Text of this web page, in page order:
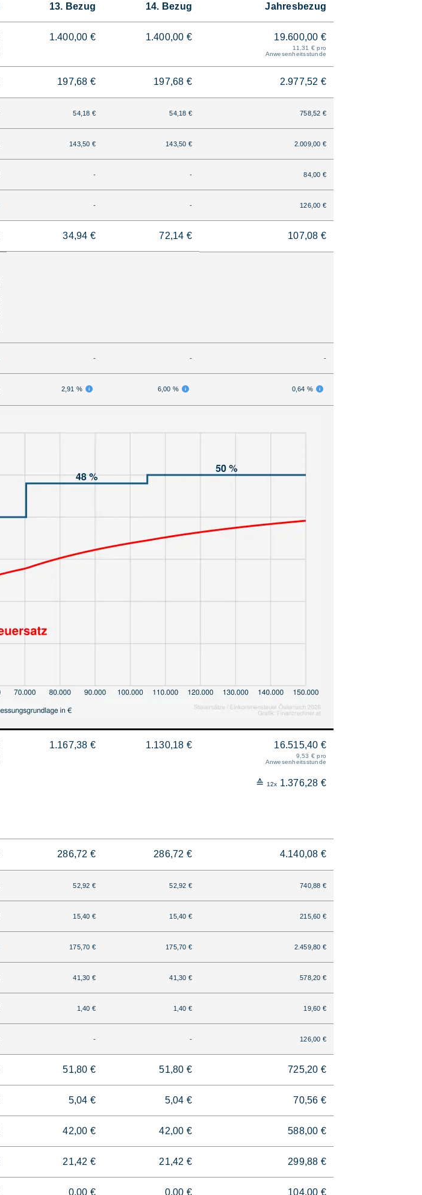
13. Bezug 14. Bezug Jahresbezug
1.400,00 € 1.400,00 € 19.600,00 €
11,31 € pro
Anwesenheitsstunde
197,68 € 197,68 € 2.977,52 €
54,18 € 54,18 € 758,52 €
143,50 € 143,50 € 2.009,00 €
- - 84,00 €
- - 126,00 €
34,94 € 72,14 € 107,08 €
- - -
2,91 % 6,00 % 0,64 %
1.167,38 € 1.130,18 € 16.515,40 €
9,53 € pro
Anwesenheitsstunde
≙ 12x 1.376,28 €
286,72 € 286,72 € 4.140,08 €
52,92 € 52,92 € 740,88 €
15,40 € 15,40 € 215,60 €
175,70 € 175,70 € 2.459,80 €
41,30 € 41,30 € 578,20 €
1,40 € 1,40 € 19,60 €
- - 126,00 €
51,80 € 51,80 € 725,20 €
5,04 € 5,04 € 70,56 €
42,00 € 42,00 € 588,00 €
21,42 € 21,42 € 299,88 €
0,00 € 0,00 € 104,00 €